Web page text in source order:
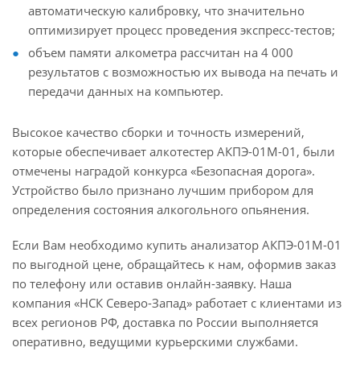
автоматическую калибровку, что значительно
оптимизирует процесс проведения экспресс-тестов;
объем памяти алкометра рассчитан на 4 000
результатов с возможностью их вывода на печать и
передачи данных на компьютер.
Высокое качество сборки и точность измерений,
которые обеспечивает алкотестер АКПЭ-01М-01, были
отмечены наградой конкурса «Безопасная дорога».
Устройство было признано лучшим прибором для
определения состояния алкогольного опьянения.
Если Вам необходимо купить анализатор АКПЭ-01М-01
по выгодной цене, обращайтесь к нам, оформив заказ
по телефону или оставив онлайн-заявку. Наша
компания «НСК Северо-Запад» работает с клиентами из
всех регионов РФ, доставка по России выполняется
оперативно, ведущими курьерскими службами.